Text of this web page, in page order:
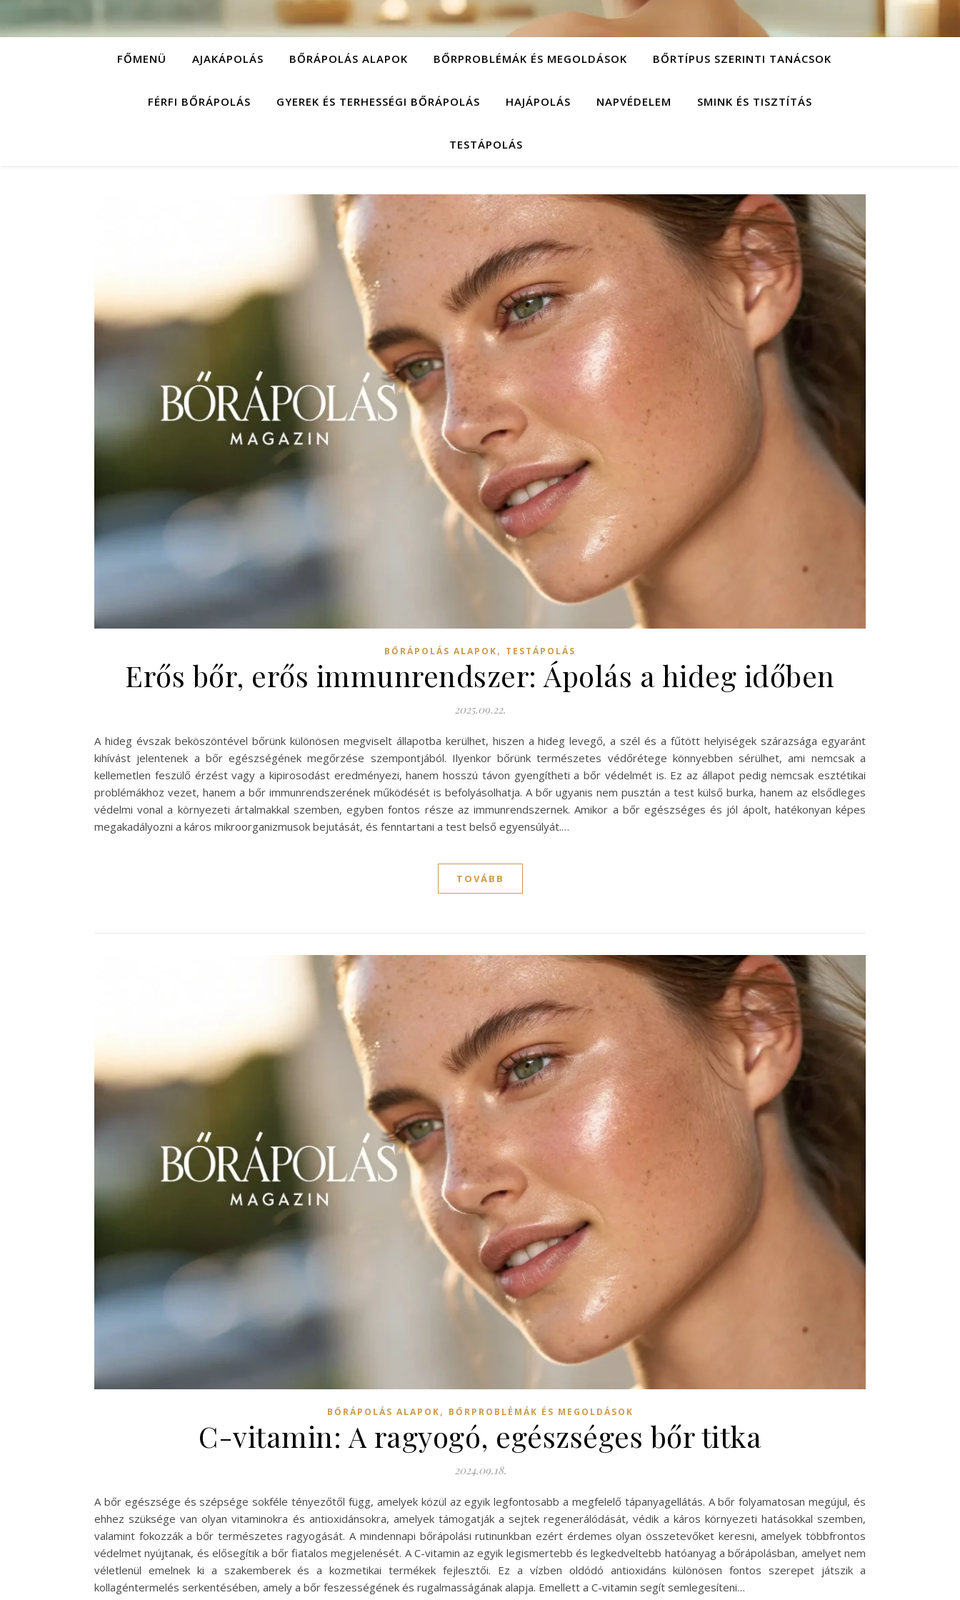
FŐMENÜ AJAKÁPOLÁS BŐRÁPOLÁS ALAPOK BŐRPROBLÉMÁK ÉS MEGOLDÁSOK BŐRTÍPUS SZERINTI TANÁCSOK
FÉRFI BŐRÁPOLÁS GYEREK ÉS TERHESSÉGI BŐRÁPOLÁS HAJÁPOLÁS NAPVÉDELEM SMINK ÉS TISZTÍTÁS
TESTÁPOLÁS
BŐRÁPOLÁS ALAPOK, TESTÁPOLÁS
Erős bőr, erős immunrendszer: Ápolás a hideg időben
2025.09.22.
A hideg évszak beköszöntével bőrünk különösen megviselt állapotba kerülhet, hiszen a hideg levegő, a szél és a fűtött helyiségek szárazsága egyaránt
kihívást jelentenek a bőr egészségének megőrzése szempontjából. Ilyenkor bőrünk természetes védőrétege könnyebben sérülhet, ami nemcsak a
kellemetlen feszülő érzést vagy a kipirosodást eredményezi, hanem hosszú távon gyengítheti a bőr védelmét is. Ez az állapot pedig nemcsak esztétikai
problémákhoz vezet, hanem a bőr immunrendszerének működését is befolyásolhatja. A bőr ugyanis nem pusztán a test külső burka, hanem az elsődleges
védelmi vonal a környezeti ártalmakkal szemben, egyben fontos része az immunrendszernek. Amikor a bőr egészséges és jól ápolt, hatékonyan képes
megakadályozni a káros mikroorganizmusok bejutását, és fenntartani a test belső egyensúlyát.…
TOVÁBB
BŐRÁPOLÁS ALAPOK, BŐRPROBLÉMÁK ÉS MEGOLDÁSOK
C-vitamin: A ragyogó, egészséges bőr titka
2024.09.18.
A bőr egészsége és szépsége sokféle tényezőtől függ, amelyek közül az egyik legfontosabb a megfelelő tápanyagellátás. A bőr folyamatosan megújul, és
ehhez szüksége van olyan vitaminokra és antioxidánsokra, amelyek támogatják a sejtek regenerálódását, védik a káros környezeti hatásokkal szemben,
valamint fokozzák a bőr természetes ragyogását. A mindennapi bőrápolási rutinunkban ezért érdemes olyan összetevőket keresni, amelyek többfrontos
védelmet nyújtanak, és elősegítik a bőr fiatalos megjelenését. A C-vitamin az egyik legismertebb és legkedveltebb hatóanyag a bőrápolásban, amelyet nem
véletlenül emelnek ki a szakemberek és a kozmetikai termékek fejlesztői. Ez a vízben oldódó antioxidáns különösen fontos szerepet játszik a
kollagéntermelés serkentésében, amely a bőr feszességének és rugalmasságának alapja. Emellett a C-vitamin segít semlegesíteni…